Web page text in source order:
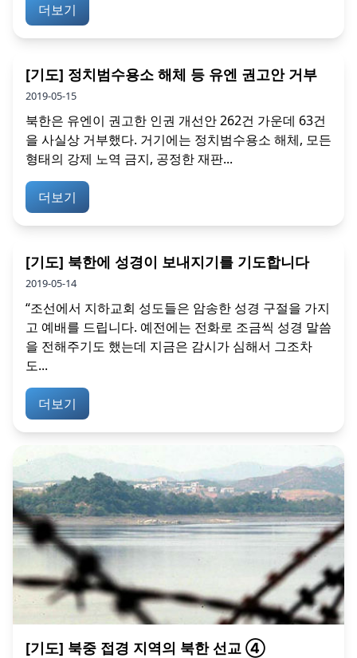
더보기
[기도] 정치범수용소 해체 등 유엔 권고안 거부
2019-05-15
북한은 유엔이 권고한 인권 개선안 262건 가운데 63건
을 사실상 거부했다. 거기에는 정치범수용소 해체, 모든
형태의 강제 노역 금지, 공정한 재판...
더보기
[기도] 북한에 성경이 보내지기를 기도합니다
2019-05-14
“조선에서 지하교회 성도들은 암송한 성경 구절을 가지
고 예배를 드립니다. 예전에는 전화로 조금씩 성경 말씀
을 전해주기도 했는데 지금은 감시가 심해서 그조차
도...
더보기
[기도] 북중 접경 지역의 북한 선교 ④